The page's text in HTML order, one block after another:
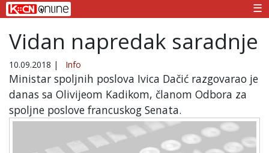
☰
Vidan napredak saradnje
10.09.2018 | Info
Ministar spoljnih poslova Ivica Dačić razgovarao je
danas sa Olivijeom Kadikom, članom Odbora za
spoljne poslove francuskog Senata.